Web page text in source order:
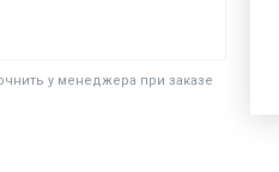
у менеджера при заказе